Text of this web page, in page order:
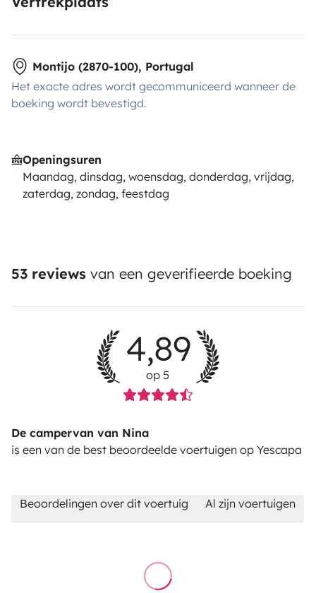
Montijo (2870-100), Portugal
Het exacte adres wordt gecommuniceerd wanneer de
boeking wordt bevestigd.
Openingsuren
Maandag, dinsdag, woensdag, donderdag, vrijdag,
zaterdag, zondag, feestdag
53 reviews van een geverifieerde boeking
4,89
op 5
De campervan van Nina
is een van de best beoordeelde voertuigen op Yescapa
Beoordelingen over dit voertuig Al zijn voertuigen